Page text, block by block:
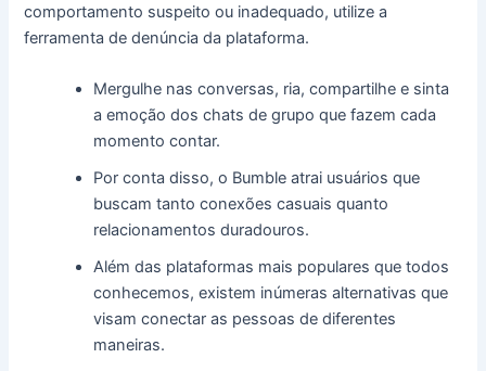
comportamento suspeito ou inadequado, utilize a
ferramenta de denúncia da plataforma.
Mergulhe nas conversas, ria, compartilhe e sinta
a emoção dos chats de grupo que fazem cada
momento contar.
Por conta disso, o Bumble atrai usuários que
buscam tanto conexões casuais quanto
relacionamentos duradouros.
Além das plataformas mais populares que todos
conhecemos, existem inúmeras alternativas que
visam conectar as pessoas de diferentes
maneiras.